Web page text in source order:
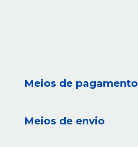
Meios de pagamento
Meios de envio